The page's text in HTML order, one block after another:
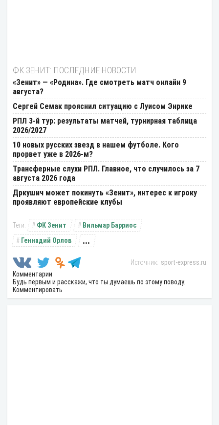
ФК ЗЕНИТ: ПОСЛЕДНИЕ НОВОСТИ
«Зенит» — «Родина». Где смотреть матч онлайн 9
августа?
Сергей Cемак прояснил ситуацию с Луисом Энрике
РПЛ 3-й тур: результаты матчей, турнирная таблица
2026/2027
10 новых русских звезд в нашем футболе. Кого
прорвет уже в 2026-м?
Трансферные слухи РПЛ. Главное, что случилось за 7
августа 2026 года
Дркушич может покинуть «Зенит», интерес к игроку
проявляют европейские клубы
ФК Зенит
Вильмар Барриос
Геннадий Орлов
...
sport-express.ru
Комментарии
Будь первым и расскажи, что ты думаешь по этому поводу.
Комментировать